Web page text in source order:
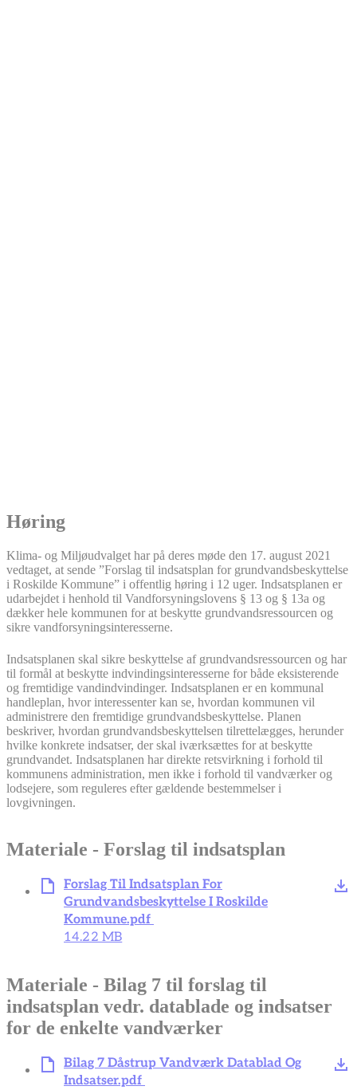
Høring
Klima- og Miljøudvalget har på deres møde den 17. august 2021
vedtaget, at sende ”Forslag til indsatsplan for grundvandsbeskyttelse
i Roskilde Kommune” i offentlig høring i 12 uger. Indsatsplanen er
udarbejdet i henhold til Vandforsyningslovens § 13 og § 13a og
dækker hele kommunen for at beskytte grundvandsressourcen og
sikre vandforsyningsinteresserne.
Indsatsplanen skal sikre beskyttelse af grundvandsressourcen og har
til formål at beskytte indvindingsinteresserne for både eksisterende
og fremtidige vandindvindinger. Indsatsplanen er en kommunal
handleplan, hvor interessenter kan se, hvordan kommunen vil
administrere den fremtidige grundvandsbeskyttelse. Planen
beskriver, hvordan grundvandsbeskyttelsen tilrettelægges, herunder
hvilke konkrete indsatser, der skal iværksættes for at beskytte
grundvandet. Indsatsplanen har direkte retsvirkning i forhold til
kommunens administration, men ikke i forhold til vandværker og
lodsejere, som reguleres efter gældende bestemmelser i
lovgivningen.
Materiale - Forslag til indsatsplan
Forslag Til Indsatsplan For
Grundvandsbeskyttelse I Roskilde
Kommune.pdf
14.22 MB
Materiale - Bilag 7 til forslag til
indsatsplan vedr. datablade og indsatser
for de enkelte vandværker
Bilag 7 Dåstrup Vandværk Datablad Og
Indsatser.pdf